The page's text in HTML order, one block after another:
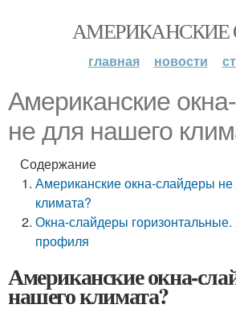
АМЕРИКАНСКИЕ
главная новости
Американские
не для нашего
Содержание
Американские окна-слайдеры
климата?
Окна-слайдеры горизонтальные.
профиля
Американские окна-
нашего климата?